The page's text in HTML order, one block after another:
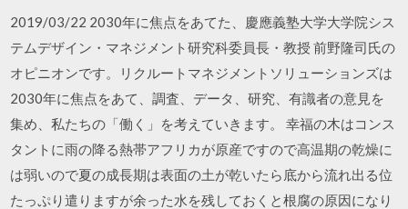
2019/03/22 2030年に焦点をあてた、慶應義塾大学大学院シス
テムデザイン・マネジメント研究科委員長・教授 前野隆司氏の
オピニオンです。リクルートマネジメントソリューションズは
2030年に焦点をあて、調査、データ、研究、有識者の意見を
集め、私たちの「働く」を考えていきます。 幸福の木はコンス
タントに雨の降る熱帯アフリカが原産ですので高温期の乾燥に
は弱いので夏の成長期は表面の土が乾いたら底から流れ出る位
たっぷり遣りますが余った水を残しておくと根腐の原因になり